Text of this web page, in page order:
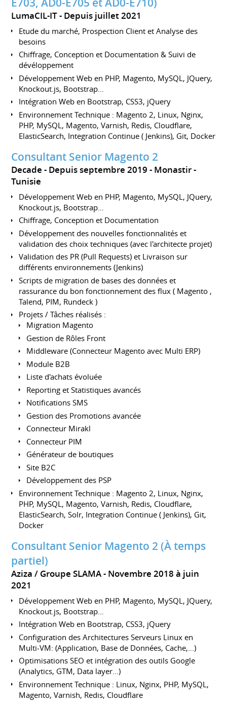
LumaCIL-IT Depuis juillet 2021
Etude du marché, Prospection Client et Analyse des
besoins
Chiffrage, Conception et Documentation & Suivi de
dévéloppement
Développement Web en PHP, Magento, MySQL, JQuery,
Knockout.js, Bootstrap…
Intégration Web en Bootstrap, CSS3, jQuery
Environnement Technique : Magento 2, Linux, Nginx,
PHP, MySQL, Magento, Varnish, Redis, Cloudflare,
ElasticSearch, Integration Continue ( Jenkins), Git, Docker
Consultant Senior Magento 2
Decade Depuis septembre 2019 Monastir
Tunisie
Développement Web en PHP, Magento, MySQL, JQuery,
Knockout.js, Bootstrap…
Chiffrage, Conception et Documentation
Développement des nouvelles fonctionnalités et
validation des choix techniques (avec l'architecte projet)
Validation des PR (Pull Requests) et Livraison sur
différents environnements (Jenkins)
Scripts de migration de bases des données et
rassurance du bon fonctionnement des flux ( Magento ,
Talend, PIM, Rundeck )
Projets / Tâches réalisés :
Migration Magento
Gestion de Rôles Front
Middleware (Connecteur Magento avec Multi ERP)
Module B2B
Liste d'achats évoluée
Reporting et Statistiques avancés
Notifications SMS
Gestion des Promotions avancée
Connecteur Mirakl
Connecteur PIM
Générateur de boutiques
Site B2C
Développement des PSP
Environnement Technique : Magento 2, Linux, Nginx,
PHP, MySQL, Magento, Varnish, Redis, Cloudflare,
ElasticSearch, Solr, Integration Continue ( Jenkins), Git,
Docker
Consultant Senior Magento 2 (À temps
partiel)
Aziza / Groupe SLAMA
Novembre 2018 à juin
2021
Développement Web en PHP, Magento, MySQL, JQuery,
Knockout.js, Bootstrap…
Intégration Web en Bootstrap, CSS3, jQuery
Configuration des Architectures Serveurs Linux en
Multi-VM: (Application, Base de Données, Cache,...)
Optimisations SEO et intégration des outils Google
(Analytics, GTM, Data layer...)
Environnement Technique : Linux, Nginx, PHP, MySQL,
Magento, Varnish, Redis, Cloudflare